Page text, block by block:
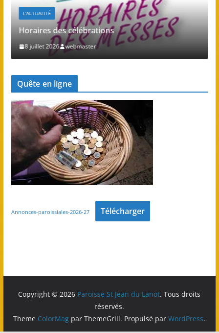
L'ACTUALITÉ
Horaires des célébrations
8 juillet 2026 webmaster
Quête en ligne
Annonces-paroissiales-2026-27 Télécharger
Copyright © 2026 Paroisse St Jean du Lanot. Tous droits
réservés.
Theme ColorMag par ThemeGrill. Propulsé parWordPress.